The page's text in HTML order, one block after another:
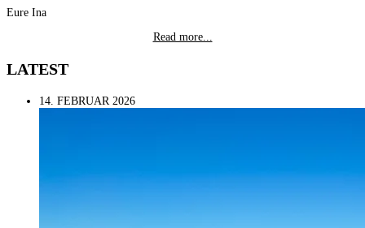
Eure Ina
Read more...
LATEST
14. FEBRUAR 2026